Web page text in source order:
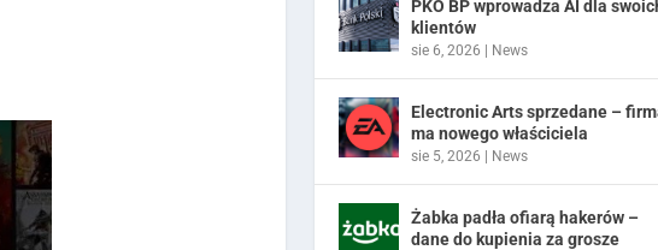
PKO BP wprowadza AI dla
klientów
sie 6, 2026 | News
Electronic Arts sprzedane –
ma nowego właściciela
sie 5, 2026 | News
Żabka padła ofiarą hakerów –
dane do kupienia za grosze